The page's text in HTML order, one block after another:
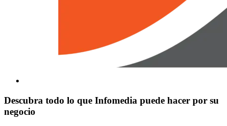
Descubra todo lo que Infomedia puede hacer por su
negocio